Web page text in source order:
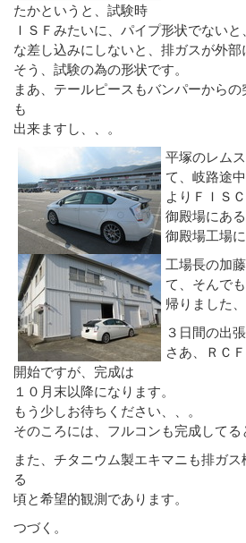
たかというと、試験時
ＩＳＦみたいに、パイプ形状でない
な差し込みにしないと、排ガスが外部
そう、試験の為の形状です。
まあ、テールピースもバンパーから
も
出来ますし、、。
平塚のレム
て、岐路途
よりＦＩＳ
御殿場にあ
御殿場工場
工場長の加
て、そんで
帰りました、
３日間の出
さあ、ＲＣ
開始ですが、完成は
１０月末以降になります。
もう少しお待ちください、、。
そのころには、フルコンも完成してる
また、チタニウム製エキマニも排ガ
る
頃と希望的観測であります。
つづく。